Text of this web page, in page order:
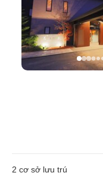
2 cơ sở lưu trú